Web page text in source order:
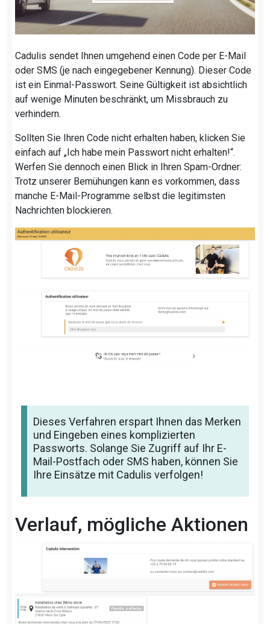
Cadulis sendet Ihnen umgehend einen Code per E-Mail
oder SMS (je nach eingegebener Kennung). Dieser Code
ist ein Einmal-Passwort. Seine Gültigkeit ist absichtlich
auf wenige Minuten beschränkt, um Missbrauch zu
verhindern.
Sollten Sie Ihren Code nicht erhalten haben, klicken Sie
einfach auf „Ich habe mein Passwort nicht erhalten!“.
Werfen Sie dennoch einen Blick in Ihren Spam-Ordner:
Trotz unserer Bemühungen kann es vorkommen, dass
manche E-Mail-Programme selbst die legitimsten
Nachrichten blockieren.
Dieses Verfahren erspart Ihnen das Merken
und Eingeben eines komplizierten
Passworts. Solange Sie Zugriff auf Ihr E-
Mail-Postfach oder SMS haben, können Sie
Ihre Einsätze mit Cadulis verfolgen!
Verlauf, mögliche Aktionen